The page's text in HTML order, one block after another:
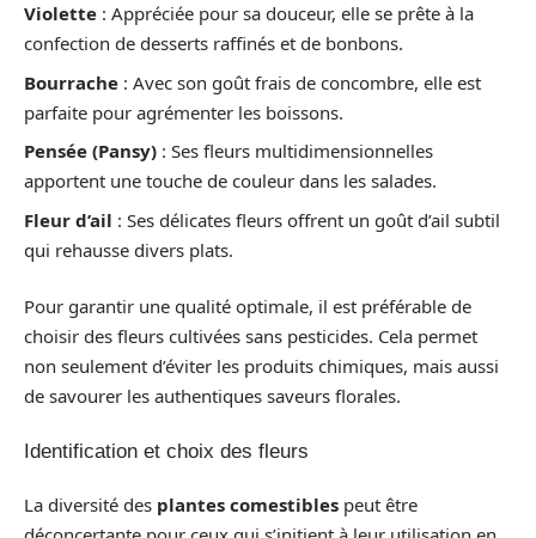
Violette : Appréciée pour sa douceur, elle se prête à la
confection de desserts raffinés et de bonbons.
Bourrache : Avec son goût frais de concombre, elle est
parfaite pour agrémenter les boissons.
Pensée (Pansy) : Ses fleurs multidimensionnelles
apportent une touche de couleur dans les salades.
Fleur d’ail : Ses délicates fleurs offrent un goût d’ail subtil
qui rehausse divers plats.
Pour garantir une qualité optimale, il est préférable de
choisir des fleurs cultivées sans pesticides. Cela permet
non seulement d’éviter les produits chimiques, mais aussi
de savourer les authentiques saveurs florales.
Identification et choix des fleurs
La diversité des plantes comestibles peut être